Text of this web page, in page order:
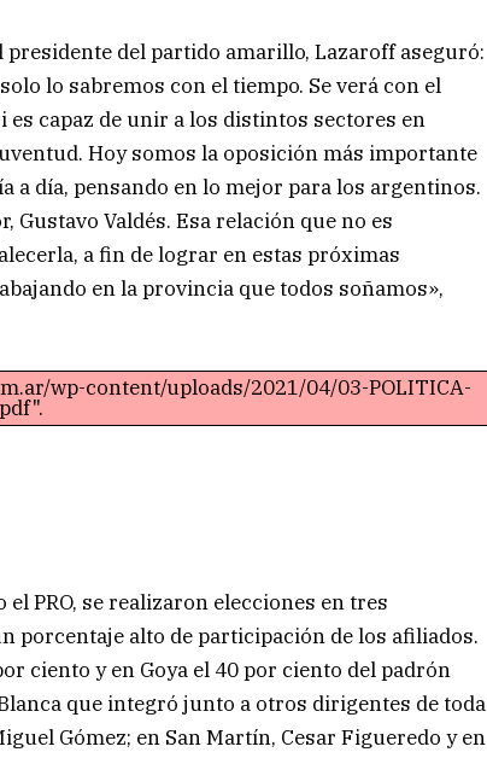
del partido amarillo, Lazaroff aseguró:
lo sabremos con el tiempo. Se verá con el
capaz de unir a los distintos sectores en
Hoy somos la oposición más importante
a día, pensando en lo mejor para los argentinos.
Valdés. Esa relación que no es
a fin de lograr en estas próximas
en la provincia que todos soñamos»,
wp-content/uploads/2021/04/03-POLITICA-
PRO, se realizaron elecciones en tres
porcentaje alto de participación de los afiliados.
ciento y en Goya el 40 por ciento del padrón
que integró junto a otros dirigentes de toda
Gómez; en San Martín, Cesar Figueredo y en